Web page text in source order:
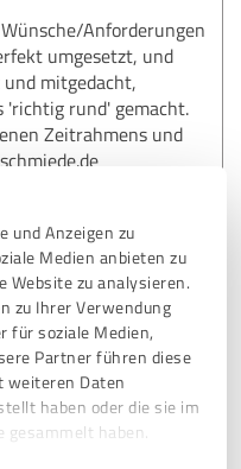
und Anzeigen zu
Medien anbieten zu
Website zu analysieren.
zu Ihrer Verwendung
für soziale Medien,
Partner führen diese
weiteren Daten
haben oder die sie im
gesammelt haben.
Anforderungen
umgesetzt, und
mitgedacht,
'richtig rund' gemacht.
Zeitrahmens und